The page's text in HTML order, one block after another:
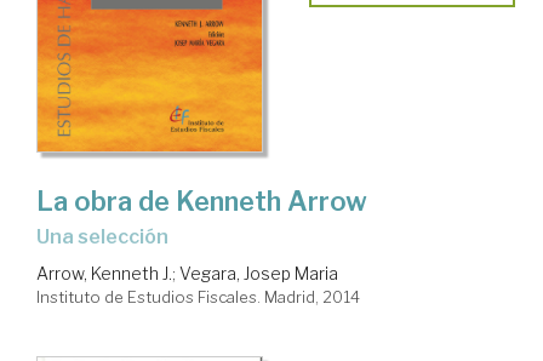
La obra de Kenneth Arrow
una selección
Arrow, Kenneth J.; Vegara, Josep Maria
Instituto de Estudios Fiscales. Madrid, 2014